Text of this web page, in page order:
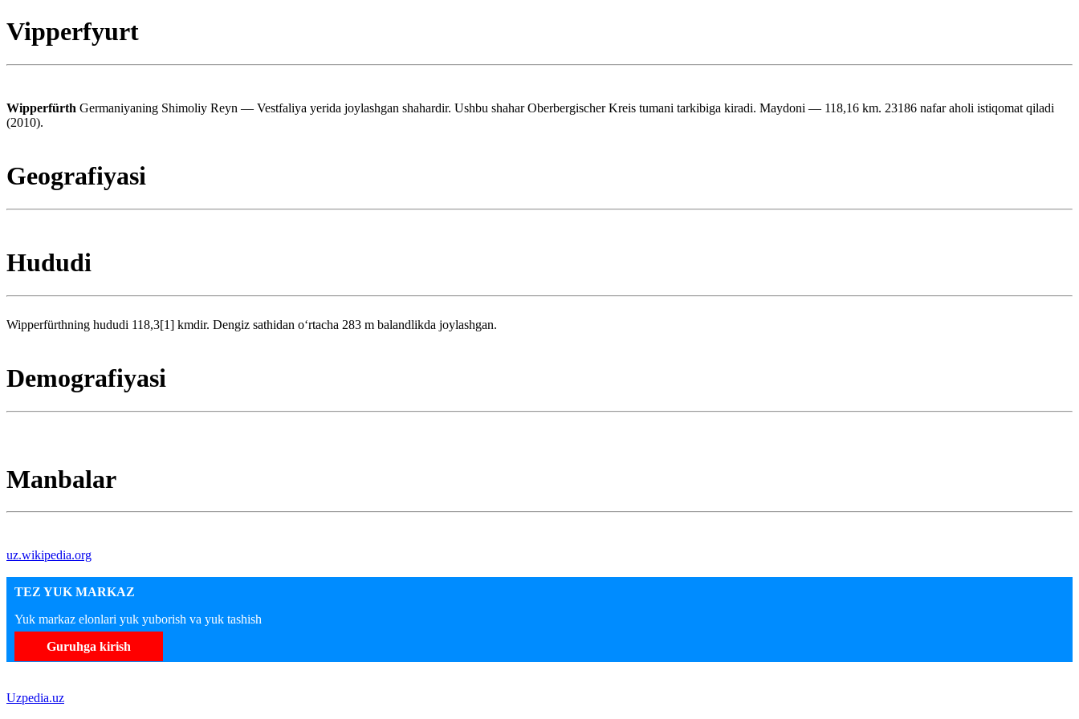
Vipperfyurt
Wipperfürth Germaniyaning Shimoliy Reyn — Vestfaliya yerida joylashgan shahardir. Ushbu shahar Oberbergischer Kreis tumani tarkibiga kiradi. Maydoni — 118,16 km. 23186 nafar aholi istiqomat qiladi
(2010).
Geografiyasi
Hududi
Wipperfürthning hududi 118,3[1] kmdir. Dengiz sathidan oʻrtacha 283 m balandlikda joylashgan.
Demografiyasi
Manbalar
uz.wikipedia.org
TEZ YUK MARKAZ
Yuk markaz elonlari yuk yuborish va yuk tashish
Guruhga kirish
Uzpedia.uz